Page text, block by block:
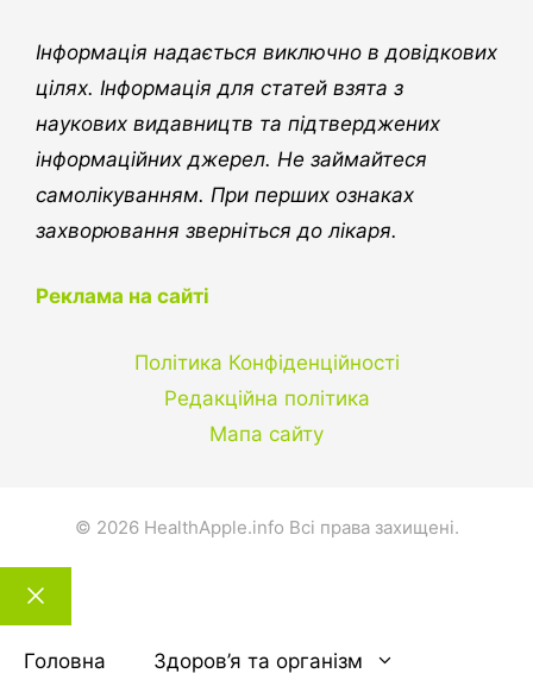
Інформація надається виключно в довідкових
цілях. Інформація для статей взята з
наукових видавництв та підтверджених
інформаційних джерел. Не займайтеся
самолікуванням. При перших ознаках
захворювання зверніться до лікаря.
Реклама на сайті
Політика Конфіденційності
Редакційна політика
Мапа сайту
© 2026 HealthApple.info Всі права захищені.
Закрити
тему
Головна Здоров’я та організм